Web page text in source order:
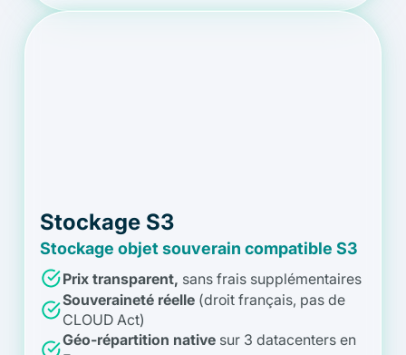
Stockage S3
Stockage objet souverain compatible S3
Prix transparent, sans frais supplémentaires
Souveraineté réelle (droit français, pas de
CLOUD Act)
Géo-répartition native sur 3 datacenters en